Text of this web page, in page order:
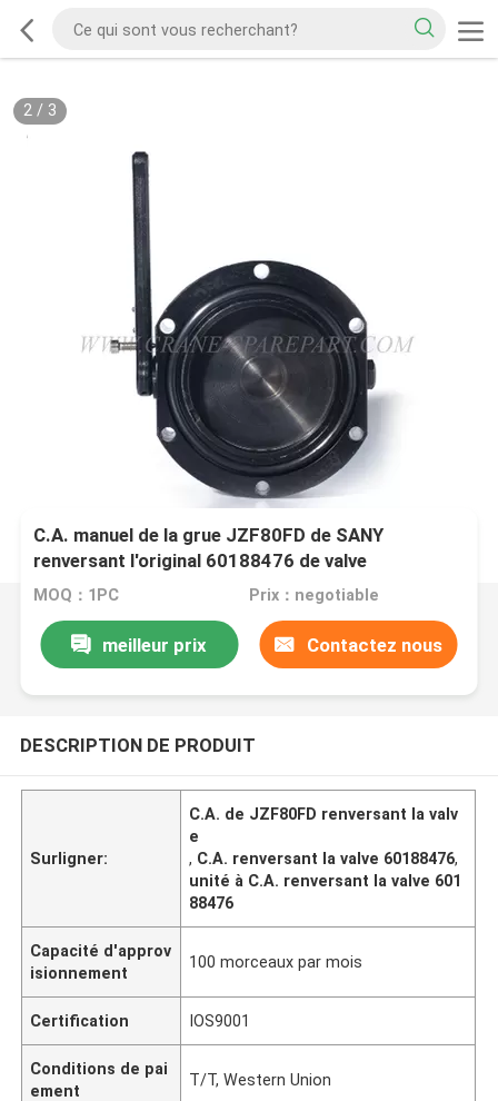
2/ 3
C.A. manuel de la grue JZF80FD de SANY
renversant l'original 60188476 de valve
MOQ：1PC Prix：negotiable
meilleur prix Contactez nous
DESCRIPTION DE PRODUIT
Surligner:
C.A. de JZF80FD renversant la valv
e
, C.A. renversant la valve 60188476,
unité à C.A. renversant la valve 601
88476
Capacité d'approv
isionnement
100 morceaux par mois
Certification IOS9001
Conditions de pai
ement
T/T, Western Union